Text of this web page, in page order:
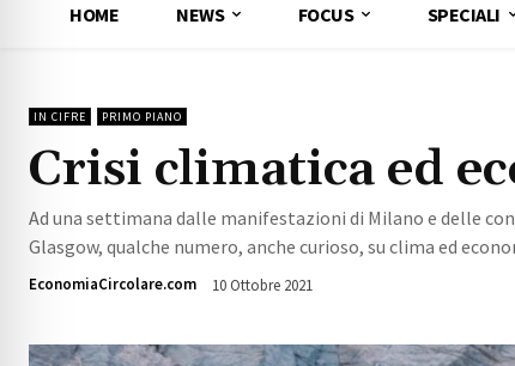
HOME NEWS FOCUS SPECIALI
IN CIFRE PRIMO PIANO
Crisi climatica ed
Ad una settimana dalle manifestazioni di Milano e delle
Glasgow, qualche numero, anche curioso, su clima ed
EconomiaCircolare.com 10 Ottobre 2021